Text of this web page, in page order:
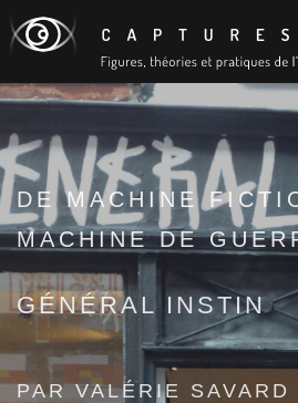
DE MACHINE
MACHINE DE
GÉNÉRAL INSTIN
PAR VALÉRIE SAVARD